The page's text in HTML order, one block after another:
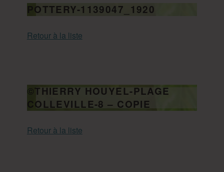
POTTERY-1139047_1920
Retour à la liste
©THIERRY HOUYEL-PLAGE
COLLEVILLE-8 – COPIE
Retour à la liste